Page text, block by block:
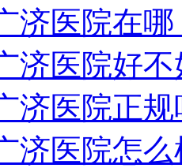
济医院在哪
济医院好不
济医院正规
济医院怎么